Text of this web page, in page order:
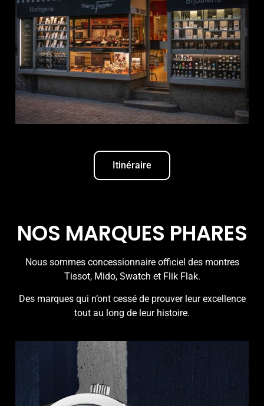
Itinéraire
NOS MARQUES PHARES
Nous sommes concessionnaire officiel des montres
Tissot, Mido, Swatch et Flik Flak.
Des marques qui n’ont cessé de prouver leur excellence
tout au long de leur histoire.